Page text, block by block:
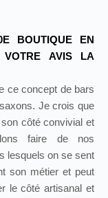
BOUTIQUE EN
AVIS LA
ce concept de bars
Je crois que
côté convivial et
faire de nos
lesquels on se sent
son métier et peut
le côté artisanal et